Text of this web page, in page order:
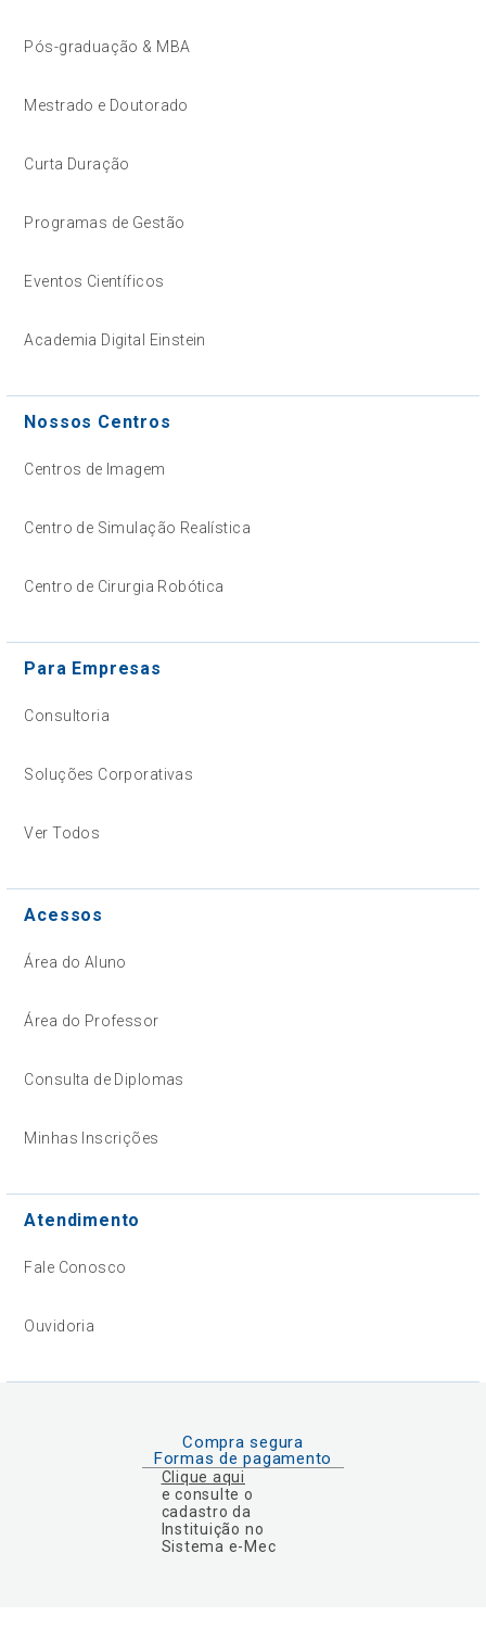
Pós-graduação & MBA
Mestrado e Doutorado
Curta Duração
Programas de Gestão
Eventos Científicos
Academia Digital Einstein
Nossos Centros
Centros de Imagem
Centro de Simulação Realística
Centro de Cirurgia Robótica
Para Empresas
Consultoria
Soluções Corporativas
Ver Todos
Acessos
Área do Aluno
Área do Professor
Consulta de Diplomas
Minhas Inscrições
Atendimento
Fale Conosco
Ouvidoria
Compra segura
Formas de pagamento
Clique aqui
e consulte o
cadastro da
Instituição no
Sistema e-Mec